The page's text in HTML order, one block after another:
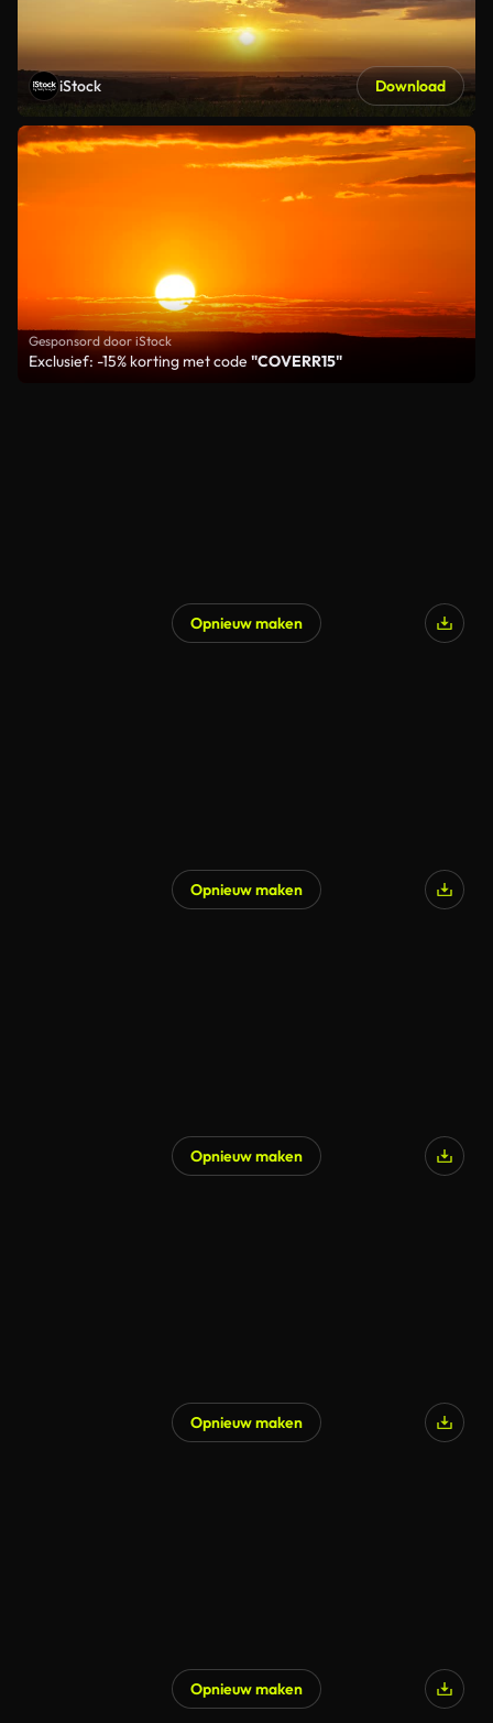
iStock Download
Gesponsord door iStock
Exclusief: -15% korting met code "COVERR15"
Opnieuw maken
Opnieuw maken
Opnieuw maken
Opnieuw maken
Opnieuw maken